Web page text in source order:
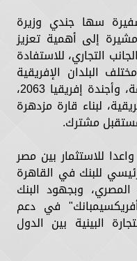
سها جندي وزيرة
إلى أهمية تعزيز
التجاري، للاستفادة
البلدان الإفريقية
لتحقيق أهداف التنمية المستدامة، وأجندة إفريقيا 2063،
لبناء قارة مزدهرة
مشترك.
للاستثمار بين مصر
للبنك في القاهرة
وبجهود البنك
في دعم
البينية بين الدول